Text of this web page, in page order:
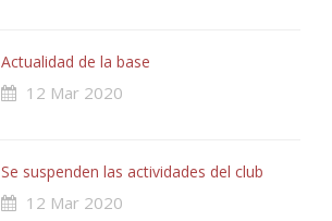
Actualidad de la base
12 Mar 2020
Se suspenden las actividades del club
12 Mar 2020